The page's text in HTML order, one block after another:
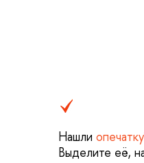
Нашли опечатку
ыделите её,